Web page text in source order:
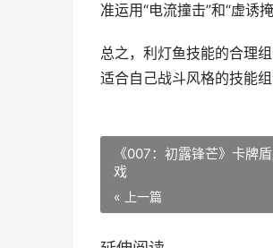
准运用“电流撞击”和“虚诱
总之，利灯鱼技能的合理
适合自己战斗风格的技能
《007：初露锋芒》卡牌
戏
« 上一篇